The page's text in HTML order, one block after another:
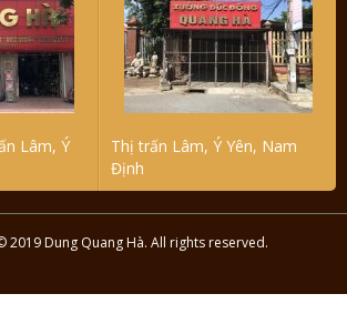
Lâm, Ý
Thị trấn Lâm, Ý Yên, Nam
Định
2019 Dung Quang Hà. All rights reserved.